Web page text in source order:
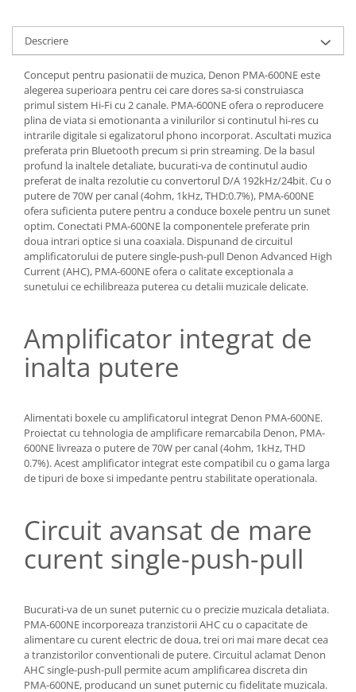
Descriere
Conceput pentru pasionatii de muzica, Denon PMA-600NE este
alegerea superioara pentru cei care dores sa-si construiasca
primul sistem Hi-Fi cu 2 canale. PMA-600NE ofera o reproducere
plina de viata si emotionanta a vinilurilor si continutul hi-res cu
intrarile digitale si egalizatorul phono incorporat. Ascultati muzica
preferata prin Bluetooth precum si prin streaming. De la basul
profund la inaltele detaliate, bucurati-va de continutul audio
preferat de inalta rezolutie cu convertorul D/A 192kHz/24bit. Cu o
putere de 70W per canal (4ohm, 1kHz, THD:0.7%), PMA-600NE
ofera suficienta putere pentru a conduce boxele pentru un sunet
optim. Conectati PMA-600NE la componentele preferate prin
doua intrari optice si una coaxiala. Dispunand de circuitul
amplificatorului de putere single-push-pull Denon Advanced High
Current (AHC), PMA-600NE ofera o calitate exceptionala a
sunetului ce echilibreaza puterea cu detalii muzicale delicate.
Amplificator integrat de
inalta putere
Alimentati boxele cu amplificatorul integrat Denon PMA-600NE.
Proiectat cu tehnologia de amplificare remarcabila Denon, PMA-
600NE livreaza o putere de 70W per canal (4ohm, 1kHz, THD
0.7%). Acest amplificator integrat este compatibil cu o gama larga
de tipuri de boxe si impedante pentru stabilitate operationala.
Circuit avansat de mare
curent single-push-pull
Bucurati-va de un sunet puternic cu o precizie muzicala detaliata.
PMA-600NE incorporeaza tranzistorii AHC cu o capacitate de
alimentare cu curent electric de doua, trei ori mai mare decat cea
a tranzistorilor conventionali de putere. Circuitul aclamat Denon
AHC single-push-pull permite acum amplificarea discreta din
PMA-600NE, producand un sunet puternic cu fidelitate muzicala.